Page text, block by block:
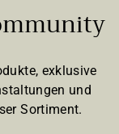
exklusive
und
Sortiment.